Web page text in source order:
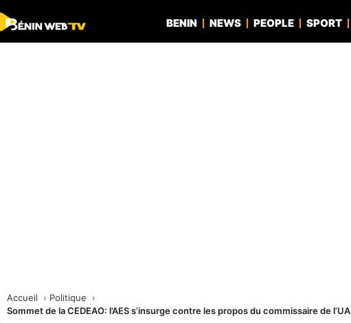
BENIN NEWS PEOPLE SPORT
Accueil
Politique
Sommet de la CEDEAO: l’AES s’insurge contre les propos du commissaire de l’UA